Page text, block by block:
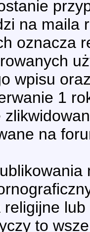
na maila
oznacza
wpisu
1
na
to